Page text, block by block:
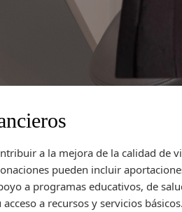
a la mejora de la calidad de
pueden incluir
a programas educativos, de
a recursos y servicios básicos.